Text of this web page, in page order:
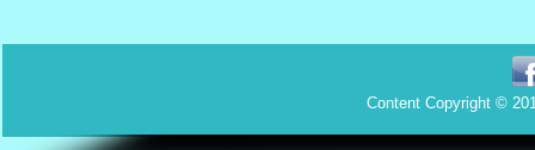
Content Copyright ©